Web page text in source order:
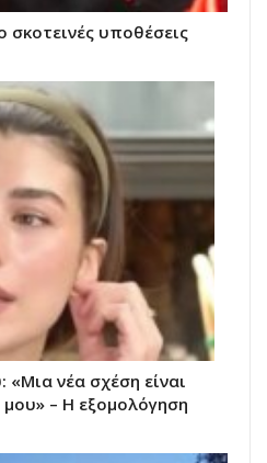
υποθέσεις
νέα σχέση είναι
– Η εξομολόγηση